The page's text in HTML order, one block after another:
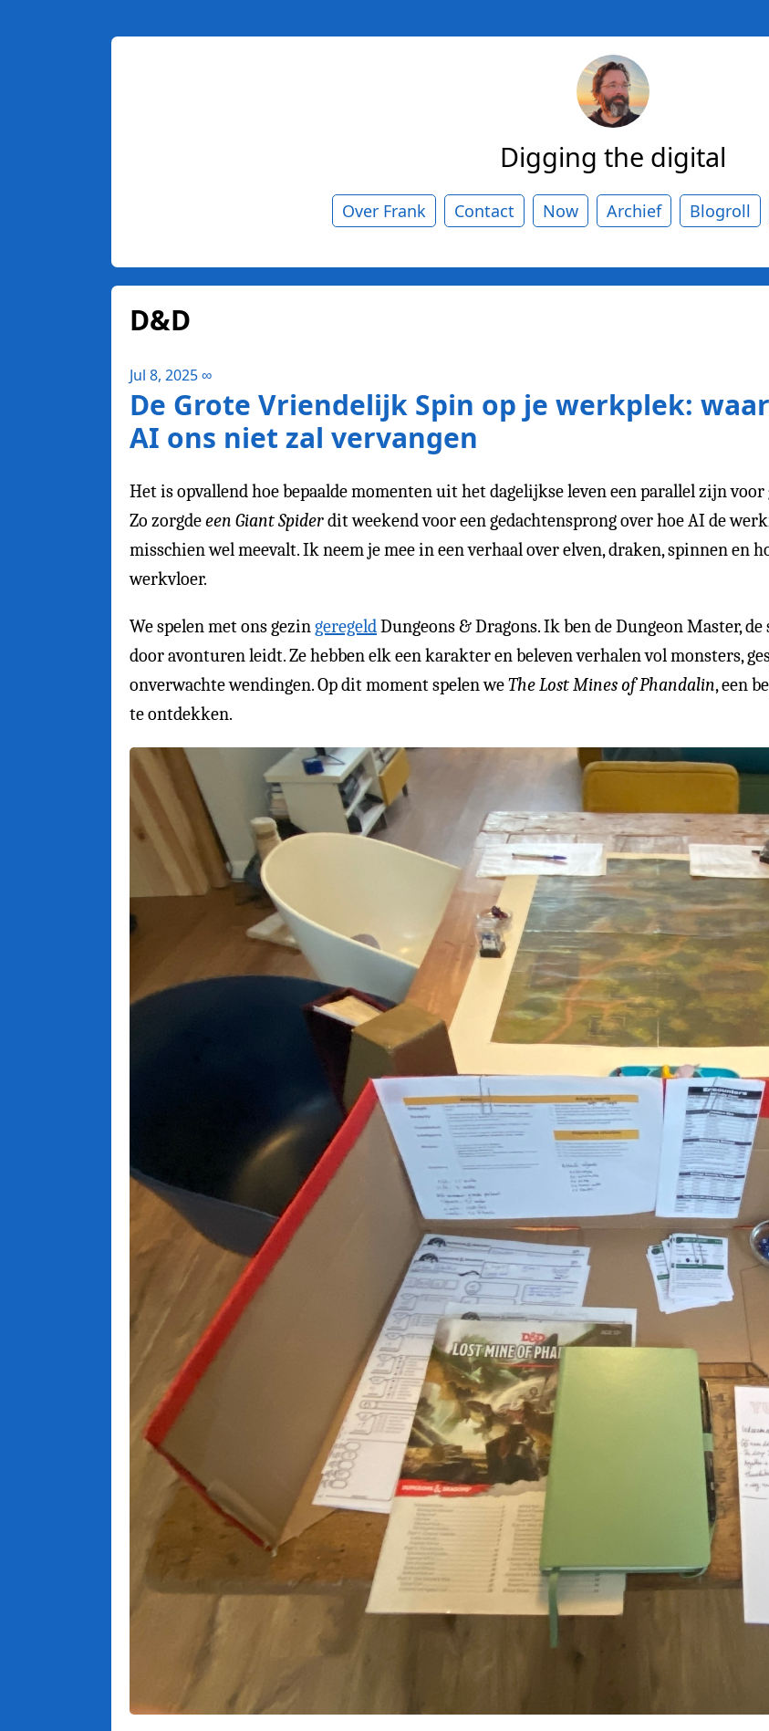
Digging the digital
Over Frank Contact Now Archief Blogroll
D&D
Jul 8, 2025∞
De Grote Vriendelijk Spin op je werkplek:
AI ons niet zal vervangen
Het is opvallend hoe bepaalde momenten uit het dagelijkse leven een parallel zijn
Zo zorgdeeen Giant Spiderdit weekend voor een gedachtensprong over hoe AI de
misschien wel meevalt. Ik neem je mee in een verhaal over elven, draken, spinnen en
werkvloer.
We spelen met ons gezin geregeld Dungeons & Dragons. Ik ben de Dungeon Master,
door avonturen leidt. Ze hebben elk een karakter en beleven verhalen vol monsters,
onverwachte wendingen. Op dit moment spelen weThe Lost Mines of Phandalin, een
te ontdekken.